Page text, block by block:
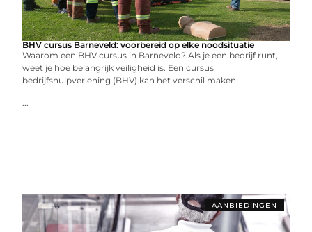
BHV cursus Barneveld: voorbereid op elke noodsituatie
Waarom een BHV cursus in Barneveld? Als je een bedrijf runt,
weet je hoe belangrijk veiligheid is. Een cursus
bedrijfshulpverlening (BHV) kan het verschil maken
...
AANBIEDINGEN